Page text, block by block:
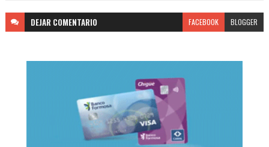
DEJAR COMENTARIO FACEBOOK BLOGGER